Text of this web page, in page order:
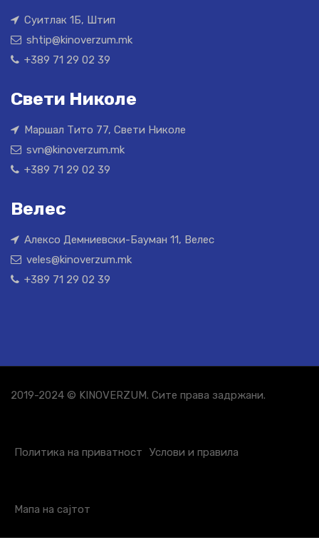
Суитлак 1Б, Штип
shtip@kinoverzum.mk
+389 71 29 02 39
Свети Николе
Маршал Тито 77, Свети Николе
svn@kinoverzum.mk
+389 71 29 02 39
Велес
Алексо Демниевски-Бауман 11, Велес
veles@kinoverzum.mk
+389 71 29 02 39
2019-2024 © KINOVERZUM. Сите права задржани.
Политика на приватност Услови и правила
Мапа на сајтот